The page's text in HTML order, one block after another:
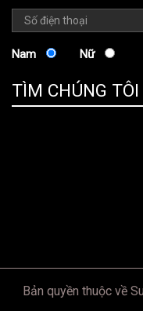
Nam Nữ
TÌM CHÚNG TÔI
Bản quyền thuộc về